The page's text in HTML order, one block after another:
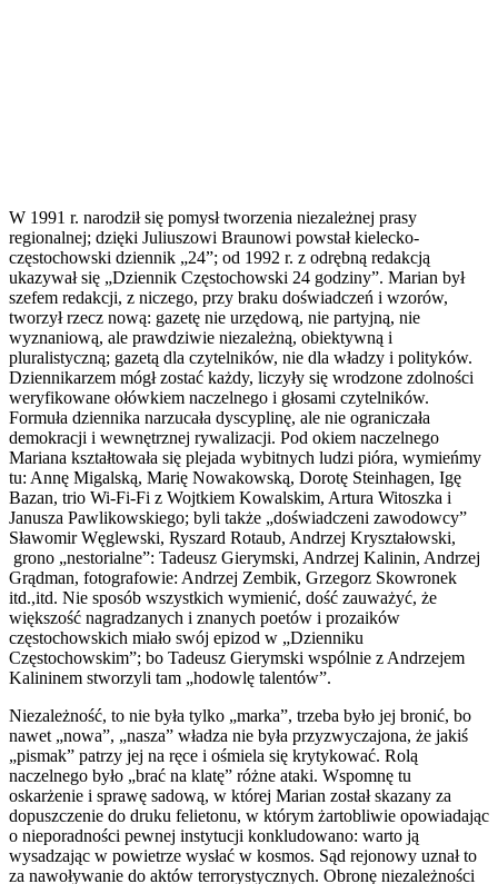
W 1991 r. narodził się pomysł tworzenia niezależnej prasy
regionalnej; dzięki Juliuszowi Braunowi powstał kielecko-
częstochowski dziennik „24”; od 1992 r. z odrębną redakcją
ukazywał się „Dziennik Częstochowski 24 godziny”. Marian był
szefem redakcji, z niczego, przy braku doświadczeń i wzorów,
tworzył rzecz nową: gazetę nie urzędową, nie partyjną, nie
wyznaniową, ale prawdziwie niezależną, obiektywną i
pluralistyczną; gazetą dla czytelników, nie dla władzy i polityków.
Dziennikarzem mógł zostać każdy, liczyły się wrodzone zdolności
weryfikowane ołówkiem naczelnego i głosami czytelników.
Formuła dziennika narzucała dyscyplinę, ale nie ograniczała
demokracji i wewnętrznej rywalizacji. Pod okiem naczelnego
Mariana kształtowała się plejada wybitnych ludzi pióra, wymieńmy
tu: Annę Migalską, Marię Nowakowską, Dorotę Steinhagen, Igę
Bazan, trio Wi-Fi-Fi z Wojtkiem Kowalskim, Artura Witoszka i
Janusza Pawlikowskiego; byli także „doświadczeni zawodowcy”
Sławomir Węglewski, Ryszard Rotaub, Andrzej Kryształowski,
grono „nestorialne”: Tadeusz Gierymski, Andrzej Kalinin, Andrzej
Grądman, fotografowie: Andrzej Zembik, Grzegorz Skowronek
itd.,itd. Nie sposób wszystkich wymienić, dość zauważyć, że
większość nagradzanych i znanych poetów i prozaików
częstochowskich miało swój epizod w „Dzienniku
Częstochowskim”; bo Tadeusz Gierymski wspólnie z Andrzejem
Kalininem stworzyli tam „hodowlę talentów”.
Niezależność, to nie była tylko „marka”, trzeba było jej bronić, bo
nawet „nowa”, „nasza” władza nie była przyzwyczajona, że jakiś
„pismak” patrzy jej na ręce i ośmiela się krytykować. Rolą
naczelnego było „brać na klatę” różne ataki. Wspomnę tu
oskarżenie i sprawę sadową, w której Marian został skazany za
dopuszczenie do druku felietonu, w którym żartobliwie opowiadając
o nieporadności pewnej instytucji konkludowano: warto ją
wysadzając w powietrze wysłać w kosmos. Sąd rejonowy uznał to
za nawoływanie do aktów terrorystycznych. Obronę niezależności